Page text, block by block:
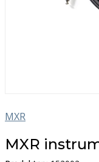
MXR
MXR